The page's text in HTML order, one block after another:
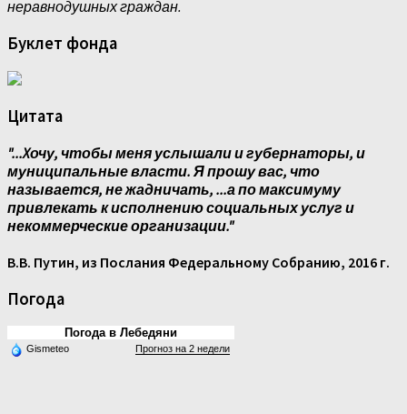
неравнодушных граждан.
Буклет фонда
Цитата
"...Xочу, чтобы меня услышали и губернаторы, и
муниципальные власти. Я прошу вас, что
называется, не жадничать, ...а по максимуму
привлекать к исполнению социальных услуг и
некоммерческие организации."
В.В. Путин, из Послания Федеральному Собранию, 2016 г.
Погода
Погода в Лебедяни
Gismeteo Прогноз на 2 недели